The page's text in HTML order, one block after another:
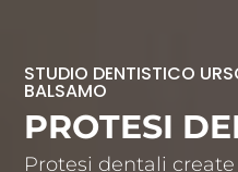
STUDIO DENTISTICO
BALSAMO
PROTESI
Protesi dentali